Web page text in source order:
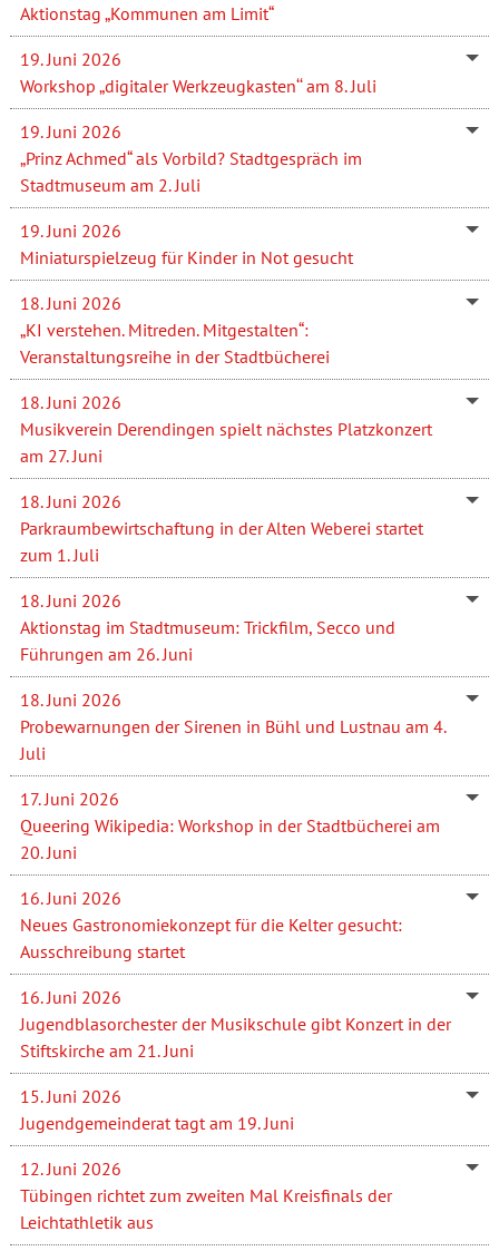
Aktionstag „Kommunen am Limit“
19. Juni 2026
Workshop „digitaler Werkzeugkasten‘‘ am 8. Juli
19. Juni 2026
„Prinz Achmed“ als Vorbild? Stadtgespräch im
Stadtmuseum am 2. Juli
19. Juni 2026
Miniaturspielzeug für Kinder in Not gesucht
18. Juni 2026
„KI verstehen. Mitreden. Mitgestalten“:
Veranstaltungsreihe in der Stadtbücherei
18. Juni 2026
Musikverein Derendingen spielt nächstes Platzkonzert
am 27. Juni
18. Juni 2026
Parkraumbewirtschaftung in der Alten Weberei startet
zum 1. Juli
18. Juni 2026
Aktionstag im Stadtmuseum: Trickfilm, Secco und
Führungen am 26. Juni
18. Juni 2026
Probewarnungen der Sirenen in Bühl und Lustnau am 4.
Juli
17. Juni 2026
Queering Wikipedia: Workshop in der Stadtbücherei am
20. Juni
16. Juni 2026
Neues Gastronomiekonzept für die Kelter gesucht:
Ausschreibung startet
16. Juni 2026
Jugendblasorchester der Musikschule gibt Konzert in der
Stiftskirche am 21. Juni
15. Juni 2026
Jugendgemeinderat tagt am 19. Juni
12. Juni 2026
Tübingen richtet zum zweiten Mal Kreisfinals der
Leichtathletik aus